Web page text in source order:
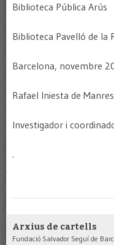
Biblioteca Pública Arús
Biblioteca Pavelló de la
Barcelona, novembre
Rafael Iniesta de
Investigador i
.
Arxius de cartells
Fundació Salvador Seguí de